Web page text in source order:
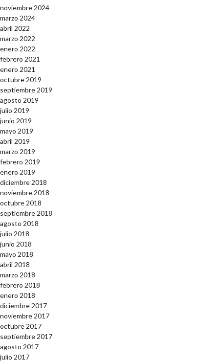
noviembre 2024
marzo 2024
abril 2022
marzo 2022
enero 2022
febrero 2021
enero 2021
octubre 2019
septiembre 2019
agosto 2019
julio 2019
junio 2019
mayo 2019
abril 2019
marzo 2019
febrero 2019
enero 2019
diciembre 2018
noviembre 2018
octubre 2018
septiembre 2018
agosto 2018
julio 2018
junio 2018
mayo 2018
abril 2018
marzo 2018
febrero 2018
enero 2018
diciembre 2017
noviembre 2017
octubre 2017
septiembre 2017
agosto 2017
julio 2017